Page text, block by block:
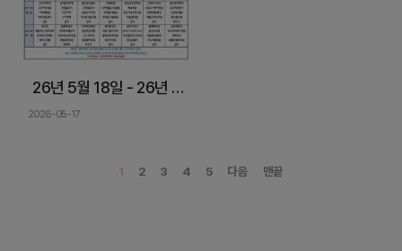
26년 5월 18일 - 26년 5
월 24일 입원 식단, 암 환
2026-05-17
1 2 3 4 5 다음 맨끝